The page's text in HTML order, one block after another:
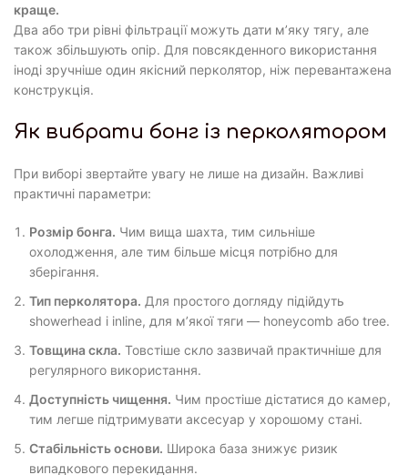
краще.
Два або три рівні фільтрації можуть дати м’яку тягу, але
також збільшують опір. Для повсякденного використання
іноді зручніше один якісний перколятор, ніж перевантажена
конструкція.
Як вибрати бонг із перколятором
При виборі звертайте увагу не лише на дизайн. Важливі
практичні параметри:
Розмір бонга. Чим вища шахта, тим сильніше
охолодження, але тим більше місця потрібно для
зберігання.
Тип перколятора. Для простого догляду підійдуть
showerhead і inline, для м’якої тяги — honeycomb або tree.
Товщина скла. Товстіше скло зазвичай практичніше для
регулярного використання.
Доступність чищення. Чим простіше дістатися до камер,
тим легше підтримувати аксесуар у хорошому стані.
Стабільність основи. Широка база знижує ризик
випадкового перекидання.